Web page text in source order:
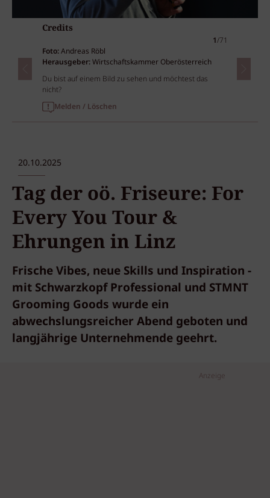
Credits
1/71
Foto:Andreas Röbl
Herausgeber:Wirtschaftskammer Oberösterreich
Du bist auf einem Bild zu sehen und möchtest das
nicht?
Melden / Löschen
20.10.2025
Tag der oö. Friseure: For
Every You Tour &
Ehrungen in Linz
Frische Vibes, neue Skills und Inspiration -
mit Schwarzkopf Professional und STMNT
Grooming Goods wurde ein
abwechslungsreicher Abend geboten und
langjährige Unternehmende geehrt.
Anzeige